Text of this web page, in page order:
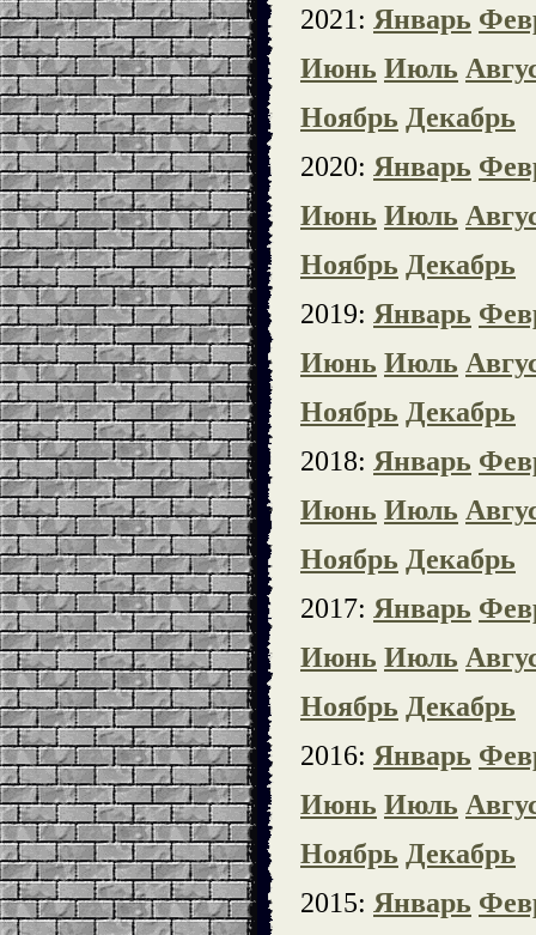
2021: Январь
Июнь Июль
Ноябрь Декабрь
2020: Январь
Июнь Июль
Ноябрь Декабрь
2019: Январь
Июнь Июль
Ноябрь Декабрь
2018: Январь
Июнь Июль
Ноябрь Декабрь
2017: Январь
Июнь Июль
Ноябрь Декабрь
2016: Январь
Июнь Июль
Ноябрь Декабрь
2015: Январь